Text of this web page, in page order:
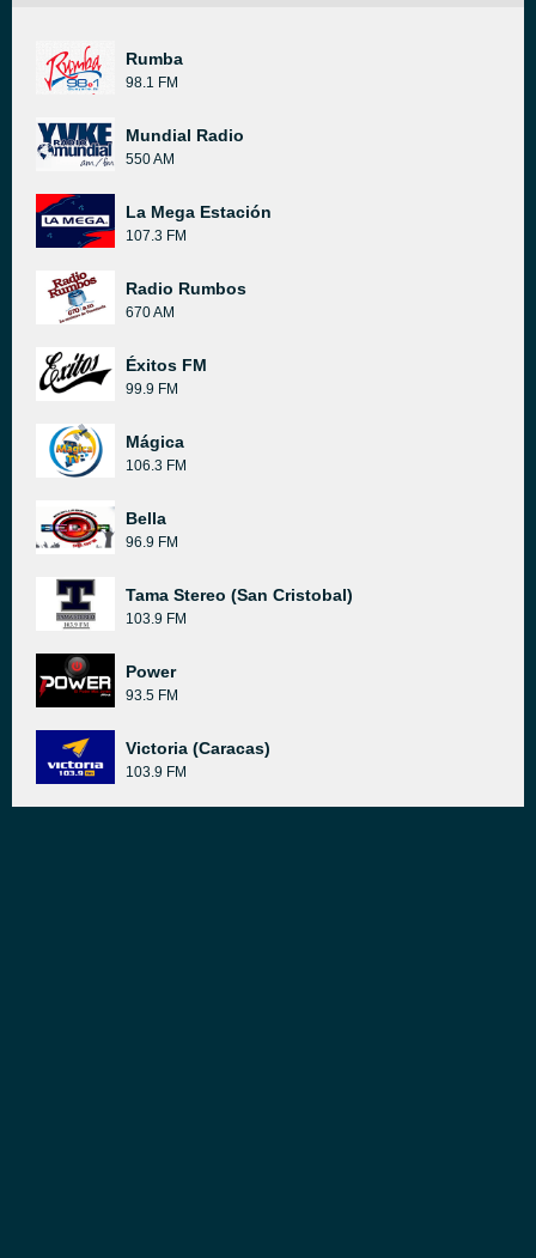
Rumba
98.1 FM
Mundial Radio
550 AM
La Mega Estación
107.3 FM
Radio Rumbos
670 AM
Éxitos FM
99.9 FM
Mágica
106.3 FM
Bella
96.9 FM
Tama Stereo (San Cristobal)
103.9 FM
Power
93.5 FM
Victoria (Caracas)
103.9 FM